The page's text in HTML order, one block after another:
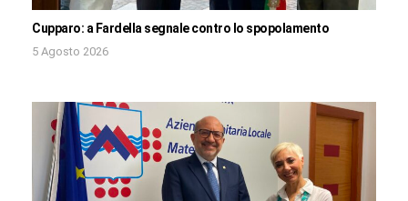
Cupparo: a Fardella segnale contro lo spopolamento
5 Agosto 2026